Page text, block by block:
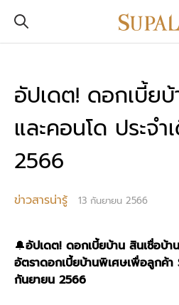
อัปเดต! ดอกเบี้ย
และคอนโด ประจ
2566
ข่าวสารน่ารู้ 13 กันยายน 2566
🔔อัปเดต! ดอกเบี้ยบ้าน สินเชื่อบ้า
อัตราดอกเบี้ยบ้านพิเศษเพื่อลูกค้า
กันยายน 2566